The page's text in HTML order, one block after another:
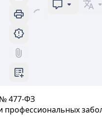
477-ФЗ
профессиональных